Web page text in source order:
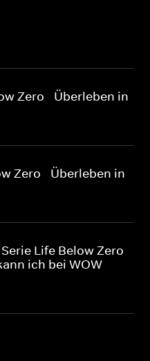
Zero - Überleben in
Zero - Überleben in
Life Below Zero -
ich bei WOW